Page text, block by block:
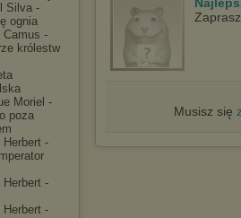
Silva -
ognia
Camus -
królestw
Moriel -
poza
Herbert -
r
Herbert -
Herbert -
Musisz się